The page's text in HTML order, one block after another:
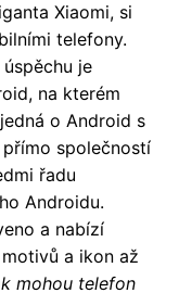
Xiaomi, si
telefony.
je
na kterém
o Android s
společností
řadu
Androidu.
a nabízí
a ikon až
mohou telefon